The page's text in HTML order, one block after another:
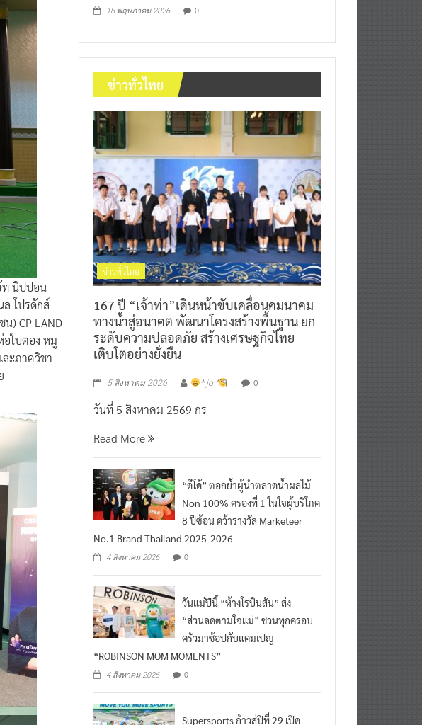
ท นิปปอน
โปรดักส์
) CP LAND
อใบตอง หมู
ะภาควิชา
18 พฤษภาคม 2026 0
ข่าวทั่วไทย
ข่าวทั่วไทย
167 ปี “เจ้าท่า”เดินหน้าขับเคลื่อนคมนาคม
ทางน้ำสู่อนาคต พัฒนาโครงสร้างพื้นฐาน ยก
ระดับความปลอดภัย สร้างเศรษฐกิจไทย
เติบโตอย่างยั่งยืน
5 สิงหาคม 2026 ^ jo ^ 0
วันที่ 5 สิงหาคม 2569 กร
Read More
“ดีโด้” ตอกย้ำผู้นำตลาดน้ำผลไม้
Non 100% ครองที่ 1 ในใจผู้บริโภค
8 ปีซ้อน คว้ารางวัล Marketeer
No.1 Brand Thailand 2025-2026
4 สิงหาคม 2026 0
วันแม่ปีนี้ “ห้างโรบินสัน” ส่ง
“ส่วนลดตามใจแม่” ชวนทุกครอบ
ครัวมาช้อปกับแคมเปญ
“ROBINSON MOM MOMENTS”
4 สิงหาคม 2026 0
Supersports ก้าวสู่ปีที่ 29 เปิด